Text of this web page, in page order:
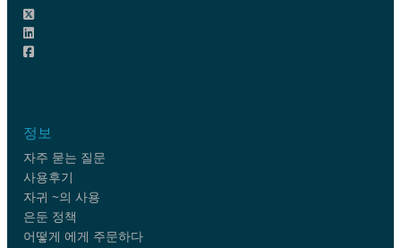
정보
자주 묻는 질문
사용후기
자귀 ~의 사용
은둔 정책
어떻게 에게 주문하다